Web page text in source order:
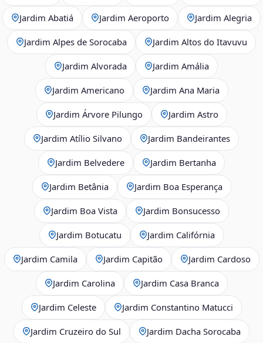
Jardim Abatiá Jardim Aeroporto Jardim Alegria
Jardim Alpes de Sorocaba Jardim Altos do Itavuvu
Jardim Alvorada Jardim Amália
Jardim Americano Jardim Ana Maria
Jardim Árvore Pilungo Jardim Astro
Jardim Atílio Silvano Jardim Bandeirantes
Jardim Belvedere Jardim Bertanha
Jardim Betânia Jardim Boa Esperança
Jardim Boa Vista Jardim Bonsucesso
Jardim Botucatu Jardim Califórnia
Jardim Camila Jardim Capitão Jardim Cardoso
Jardim Carolina Jardim Casa Branca
Jardim Celeste Jardim Constantino Matucci
Jardim Cruzeiro do Sul Jardim Dacha Sorocaba